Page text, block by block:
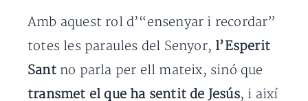
Amb aquest rol d’“ensenyar i recordar”
totes les paraules del Senyor, l’Esperit
Sant no parla per ell mateix, sinó que
transmet el que ha sentit de Jesús, i així